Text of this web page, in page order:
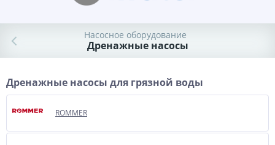
Насосное оборудование
Дренажные насосы
Дренажные насосы для грязной воды
ROMMER